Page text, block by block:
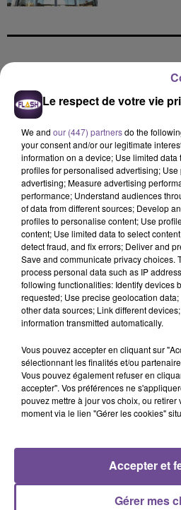
20h58
20h58
TAME IMPALA, JENNIE
Dracula (jennie Remix
- Boys Noize Disko
Version)
20h53
20h53
ULTRA NATE,
IMAEL
Movin' To The
(extended
20h47
20h47
RICK TONIC
Ibiza Life
20h44
20h44
KIM KAY
Summer
Cet élément est masqué
dépôt de cookies que vous
Le respect de votre vie
We and our (447) partnersdo the
your consent and/or our legitimate
information on a device; Use limited
profiles for personalised advertising;
advertising; Measure advertising
performance; Understand audiences
of data from different sources; Develop
profiles to personalise content; Use
content; Use limited data to select
detect fraud, and fix errors; Deliver and
Save and communicate privacy choices.
process personal data such as IP
following functionalities: Identify devices
requested; Use precise geolocation
other data sources; Link different
information transmitted automatically.
Vous pouvez accepter en cliquant sur
sélectionnant les finalités et/ou
Vous pouvez également refuser en
accepter". Vos préférences ne
pouvez mettre à jour vos choix, ou retirer
moment via le lien "Gérer les cookies"
Gérer mes
Accepter et